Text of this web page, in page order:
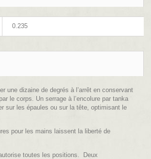
0.235
une dizaine de degrés à l’arrêt en conservant
le corps. Un serrage à l’encolure par tanka
sur les épaules ou sur la tête, optimisant le
pour les mains laissent la liberté de
toutes les positions.
Deux